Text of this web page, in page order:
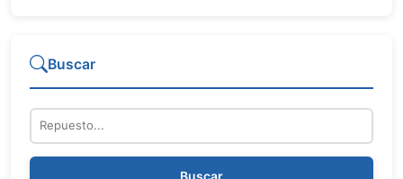
Buscar
Repuesto
Buscar